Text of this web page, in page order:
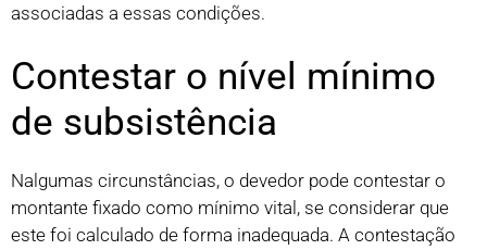
associadas a essas condições.
Contestar o nível mínimo
de subsistência
Nalgumas circunstâncias, o devedor pode contestar o
montante fixado como mínimo vital, se considerar que
este foi calculado de forma inadequada. A contestação